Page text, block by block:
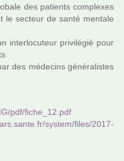
des patients com­plexes
le sec­teur de santé men­tale
inter­lo­cu­teur pri­vi­lé­gié pour
des méde­cins géné­ra­lis­tes
pdf/fiche_12.pdf
system/files/2017-